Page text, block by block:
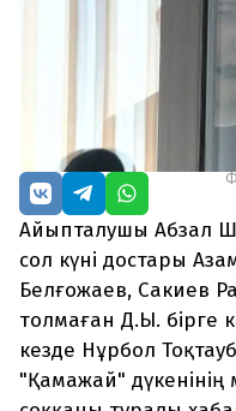
Айыпталушы Абзал
сол күні достары
Белғожаев, Сакиев
толмаған Д.Ы. бірге
кезде Нұрбол
"Қамажай"